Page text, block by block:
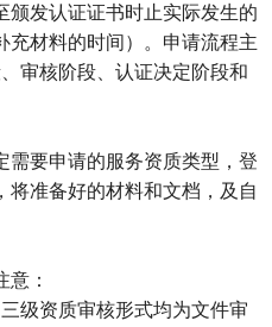
颁发认证证书时止实际发生的
充材料的时间）。申请流程主
审核阶段、认证决定阶段和
需要申请的服务资质类型，登
将准备好的材料和文档，及自
：
级资质审核形式均为文件审